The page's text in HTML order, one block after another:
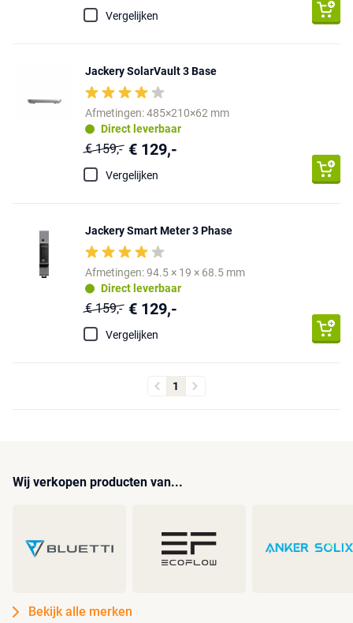
Vergelijken
Jackery SolarVault 3 Base
Afmetingen: 485×210×62 mm
Direct leverbaar
€ 159,- € 129,-
Vergelijken
Jackery Smart Meter 3 Phase
Afmetingen: 94.5 × 19 × 68.5 mm
Direct leverbaar
€ 159,- € 129,-
Vergelijken
1
Wij verkopen producten van...
Bekijk alle merken